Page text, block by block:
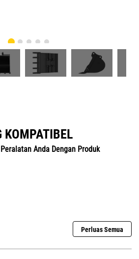
KOMPATIBEL
Anda Dengan Produk
Perluas Semua